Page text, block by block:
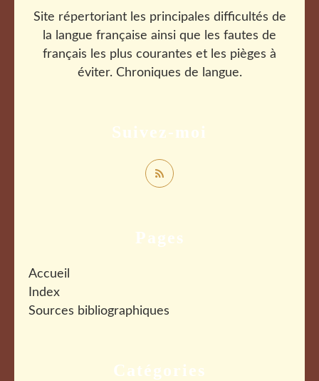
Catégories
Pages
Accueil
Index
Sources bibliographiques
Suivez-moi
Site répertoriant les principales difficultés de
la langue française ainsi que les fautes de
français les plus courantes et les pièges à
éviter. Chroniques de langue.